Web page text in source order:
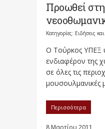
Προωθεί
Κατηγορίες: Ειδήσεις
Ο Τούρκος ΥΠΕΞ
ενδιαφέρον της
σε όλες τις
μουσουλμανικές
Περισσότερα
8 Μαρτίου 2011